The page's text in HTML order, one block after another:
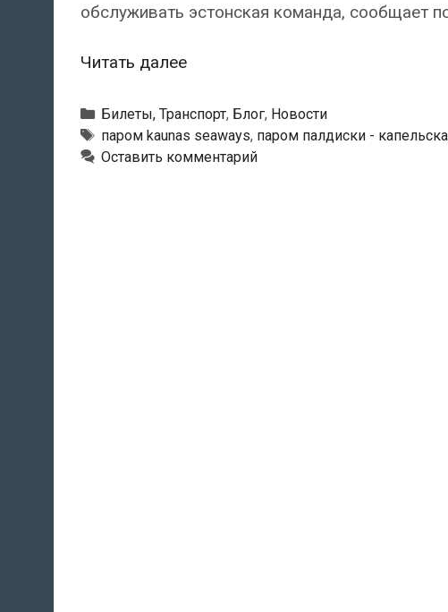
обслуживать эстонская команда, сообщает
Читать далееДатская
выпустит
паром
на
Рубрики
Билеты, Транспорт, Блог, Новости
Метки
паром kaunas seaways, паром палдиски -
Оставить комментарий